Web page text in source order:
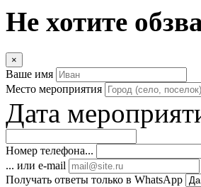
Не хотите
×
Ваше имя
Место мероприятия
Дата
Номер телефона...
... или e-mail
Получать ответы только в WhatsApp